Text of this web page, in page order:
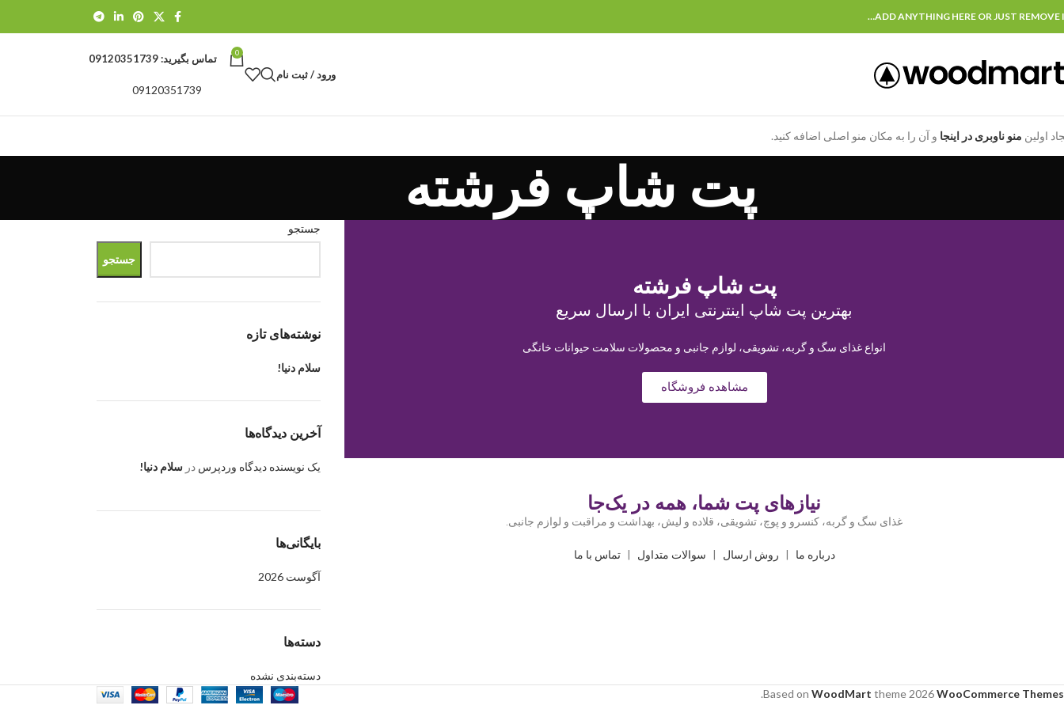
ADD ANYTHING HERE OR JUST REMOVE
ورود / ثبت نام
0 تماس بگیرید:09120351739
09120351739
اولین منو ناوبری در اینجا و آن را به مکان منو اصلی اضافه کنید.
پت شاپ فرشته
پت شاپ فرشته
بهترین پت شاپ اینترنتی ایران با ارسال سریع
انواع غذای سگ و گربه، تشویقی، لوازم جانبی و محصولات سلامت حیوانات خانگی
مشاهده فروشگاه
نیازهای پت شما، همه در یک‌جا
غذای سگ و گربه، کنسرو و پوچ، تشویقی، قلاده و لیش، بهداشت و مراقبت و لوازم جانبی.
درباره ما روش ارسال سوالات متداول |تماس با ما
جستجو
جستجو
نوشته‌های تازه
سلام دنیا!
آخرین دیدگاه‌ها
یک نویسنده دیدگاه وردپرس در سلام دنیا!
بایگانی‌ها
آگوست 2026
دسته‌ها
دسته‌بندی نشده
Based on WoodMart theme 2026WooCommerce Themes
.